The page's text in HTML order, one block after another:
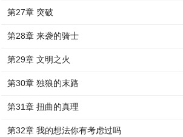
第27章 突破
第28章 来袭的骑士
第29章 文明之火
第30章 独狼的末路
第31章 扭曲的真理
第32章 我的想法你有考虑过吗